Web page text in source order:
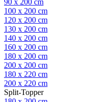
90 x 200 cm
100 x 200 cm
120 x 200 cm
130 x 200 cm
140 x 200 cm
160 x 200 cm
180 x 200 cm
200 x 200 cm
180 x 220 cm
200 x 220 cm
Split-Topper